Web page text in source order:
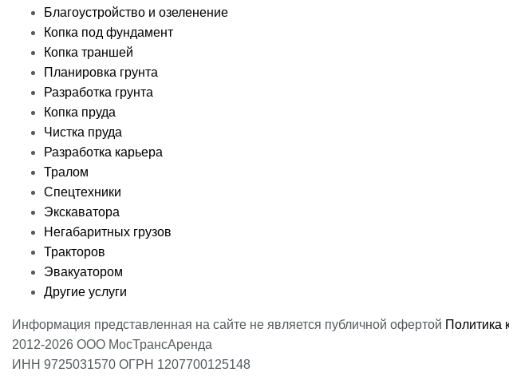
Благоустройство и озеленение
Копка под фундамент
Копка траншей
Планировка грунта
Разработка грунта
Копка пруда
Чистка пруда
Разработка карьера
Тралом
Спецтехники
Экскаватора
Негабаритных грузов
Тракторов
Эвакуатором
Другие услуги
Информация представленная на сайте не является публичной офертой Политика
2012-2026 ООО МосТрансАренда
ИНН 9725031570 ОГРН 1207700125148